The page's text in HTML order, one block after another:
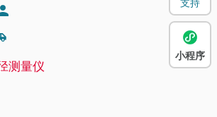
测量仪
小程序